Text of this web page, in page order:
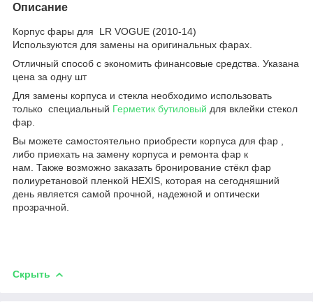
Описание
Корпус фары для LR VOGUE (2010-14)
Используются для замены на оригинальных фарах.
Отличный способ с экономить финансовые средства. Указана
цена за одну шт
Для замены корпуса и стекла необходимо использовать
только специальный Герметик бутиловый для вклейки стекол
фар.
Вы можете самостоятельно приобрести корпуса для фар ,
либо приехать на замену корпуса и ремонта фар к
нам. Также возможно заказать бронирование стёкл фар
полиуретановой пленкой HEXIS, которая на сегодняшний
день является самой прочной, надежной и оптически
прозрачной.
Скрыть